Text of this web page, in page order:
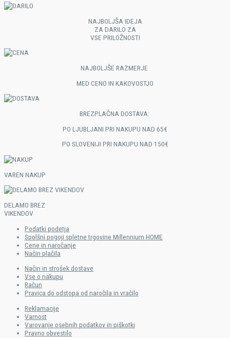
NAJBOLJŠA IDEJA
ZA DARILO ZA
VSE PRILOŽNOSTI​
NAJBOLJŠE RAZMERJE
MED CENO IN KAKOVOSTJO​
BREZPLAČNA DOSTAVA:
PO LJUBLJANI PRI NAKUPU NAD 65€
PO SLOVENIJI PRI NAKUPU NAD 150€​
VAREN NAKUP
DELAMO BREZ
VIKENDOV
Podatki podetja
Spolšni pogoji spletne trgovine Millennium HOME
Cene in naročanje
Način plačila
Način in strošek dostave
Vse o nakupu
Račun
Pravica do odstopa od naročila in vračilo
Reklamacije
Varnost
Varovanje osebnih podatkov in piškotki
Pravno obvestilo